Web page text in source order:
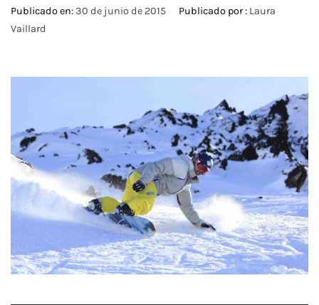
Publicado en:30 de junio de 2015 Publicado por : Laura
Vaillard